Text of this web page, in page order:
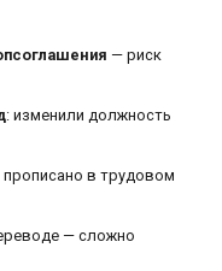
— риск
: изменили должность
прописано в трудовом
— сложно